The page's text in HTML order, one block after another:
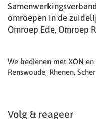
omroepen in de
Omroep Ede, Omroep
We bedienen met XON en
Renswoude, Rhenen,
Volg & reageer